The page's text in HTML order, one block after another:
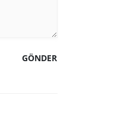
GÖNDER